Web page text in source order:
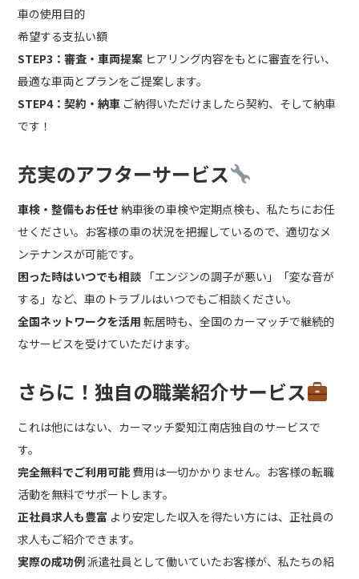
車の使用目的
希望する支払い額
STEP3：審査・車両提案 ヒアリング内容をもとに審査を行い、
最適な車両とプランをご提案します。
STEP4：契約・納車 ご納得いただけましたら契約、そして納車
です！
充実のアフターサービス
車検・整備もお任せ納車後の車検や定期点検も、私たちにお任
せください。お客様の車の状況を把握しているので、適切なメ
ンテナンスが可能です。
困った時はいつでも相談 「エンジンの調子が悪い」「変な音が
する」など、車のトラブルはいつでもご相談ください。
全国ネットワークを活用 転居時も、全国のカーマッチで継続的
なサービスを受けていただけます。
さらに！独自の職業紹介サービス
これは他にはない、カーマッチ愛知江南店独自のサービスで
す。
完全無料でご利用可能費用は一切かかりません。お客様の転職
活動を無料でサポートします。
正社員求人も豊富 より安定した収入を得たい方には、正社員の
求人もご紹介できます。
実際の成功例派遣社員として働いていたお客様が、私たちの紹